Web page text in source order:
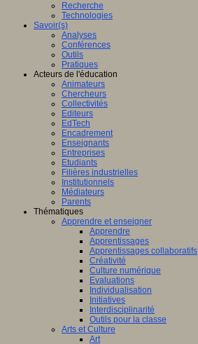
Recherche
Technologies
Savoir(s)
Analyses
Conférences
Outils
Pratiques
Acteurs de l'éducation
Animateurs
Chercheurs
Collectivités
Editeurs
EdTech
Encadrement
Enseignants
Entreprises
Etudiants
Filières industrielles
Institutionnels
Médiateurs
Parents
Thématiques
Apprendre et enseigner
Apprendre
Apprentissages
Apprentissages collaboratifs
Créativité
Culture numérique
Evaluations
Individualisation
Initiatives
Interdisciplinarité
Outils pour la classe
Arts et Culture
Art